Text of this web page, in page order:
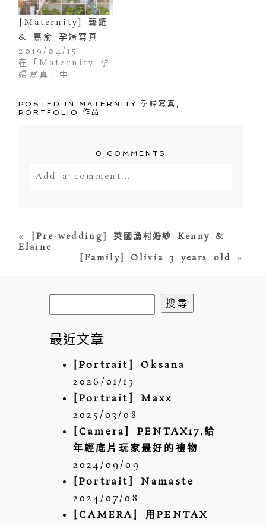
[Maternity] 藝耀
& 嘉俞 孕婦寫真
2019/04/15
在「Maternity 孕
婦寫真」中
POSTED IN MATERNITY 孕婦寫真 ,
PORTFOLIO 作品
0 COMMENTS
Add a comment...
«
[Pre-wedding] 英國漁村婚紗 Kenny &
Elaine
[Family] Olivia 3 years old
»
尋
關
字:
最近文章
[Portrait] Oksana
2026/01/13
[Portrait] Maxx
2025/03/08
[Camera] PENTAX17,給
年輕底片玩家最好的禮物
2024/09/09
[Portrait] Namaste
2024/07/08
[CAMERA] 用PENTAX